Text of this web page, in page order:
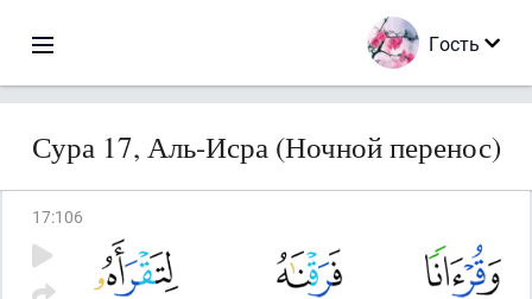
Гость
Сура 17, Аль-Исра (Ночной перенос)
17:106